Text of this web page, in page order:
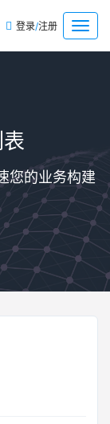
菜
单
登录/注册
您的业务构建